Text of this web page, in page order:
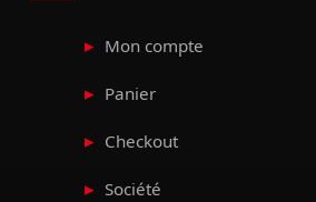
Mon compte
Panier
Checkout
Société